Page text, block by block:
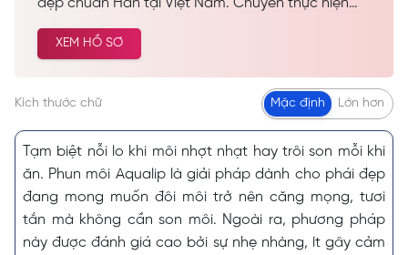
đẹp chuẩn Hàn tại Việt Nam. Chuyên thực hiện
các dịch vụ spa làm đẹp, chăm sóc da công nghệ
cao… Được nhiều khách hàng tin tưởng và lựa
XEM HỒ SƠ
Kích thước chữ Mặc định Lớn hơn
Tạm biệt nỗi lo khi môi nhợt nhạt hay trôi son mỗi khi
ăn. Phun môi Aqualip là giải pháp dành cho phái đẹp
đang mong muốn đôi môi trở nên căng mọng, tươi
tắn mà không cần son môi. Ngoài ra, phương pháp
này được đánh giá cao bởi sự nhẹ nhàng, ít gây cảm